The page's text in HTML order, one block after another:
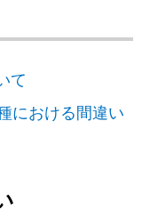
て
における間違い